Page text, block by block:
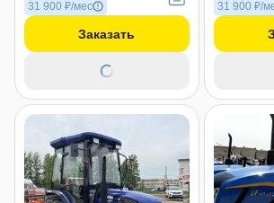
31 900 ₽/мес
Заказать
31 900 ₽/